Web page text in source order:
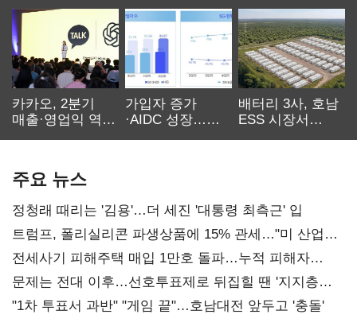
카카오, 2분기
매출·영업익 역대
가입자 증가
·AIDC 성장…
배터리 3사, 호남
ESS 시장서
주요 뉴스
정청래 때리는 '김용'…더 세진 '대통령 최측근' 입
트럼프, 폴리실리콘 파생상품에 15% 관세…"미 산업
재건"
전세사기 피해주택 매입 1만호 돌파…누적 피해자
4만278명
문제는 전대 이후…선호투표제로 뒤집힐 땐 '지지층
불복'
"1차 투표서 과반" "게임 끝"…호남대전 앞두고 '충돌'